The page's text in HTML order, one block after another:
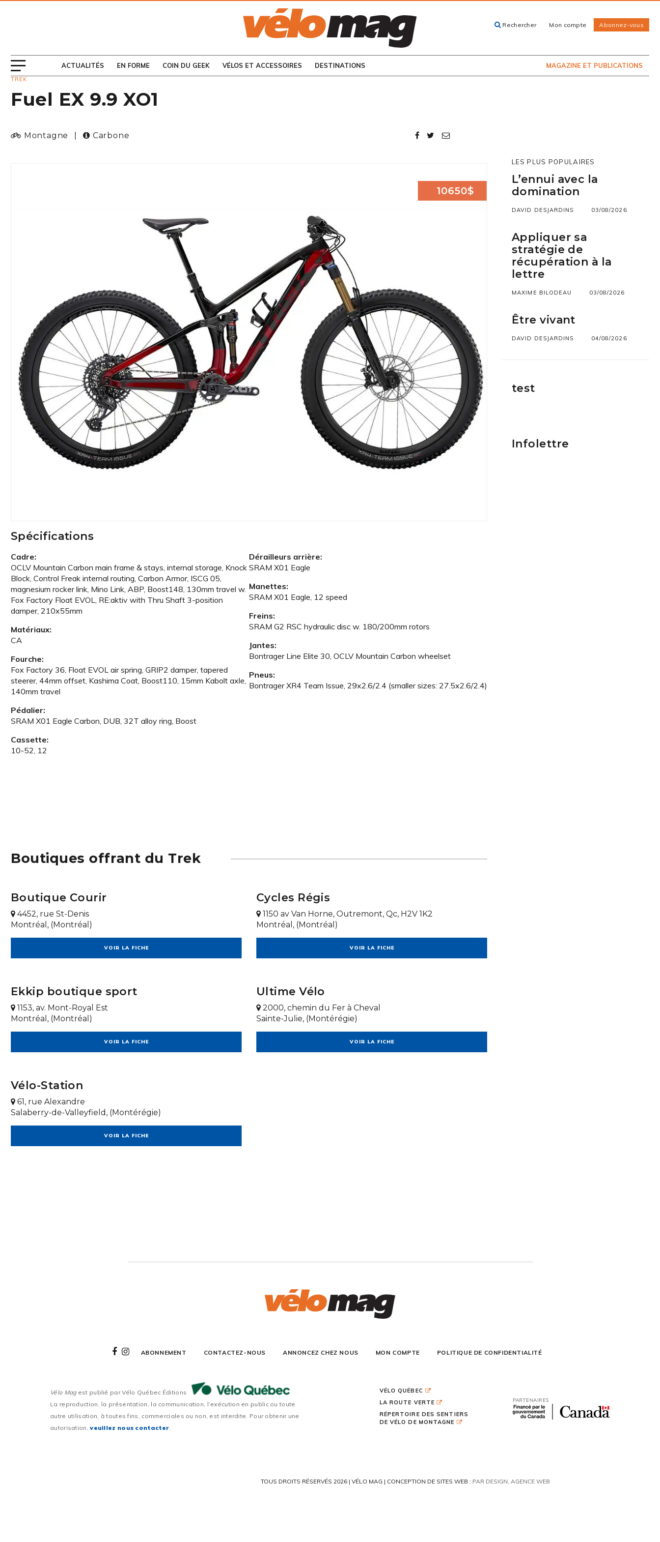
Rechercher Mon compte Abonnez-vous
ACTUALITÉS EN FORME COIN DU GEEK VÉLOS ET ACCESSOIRES DESTINATIONS MAGAZINE ET PUBLICATIONS
CONSULTEZ LES
EN KIOSQUE
TREK
Fuel EX 9.9 XO1
Montagne Carbone
10650$
Spécifications
Cadre:
OCLV Mountain Carbon main frame & stays, internal storage, Knock
Block, Control Freak internal routing, Carbon Armor, ISCG 05,
magnesium rocker link, Mino Link, ABP, Boost148, 130mm travel w.
Fox Factory Float EVOL, RE:aktiv with Thru Shaft 3-position
damper, 210x55mm
Matériaux:
CA
Fourche:
Fox Factory 36, Float EVOL air spring, GRIP2 damper, tapered
steerer, 44mm offset, Kashima Coat, Boost110, 15mm Kabolt axle,
140mm travel
Pédalier:
SRAM X01 Eagle Carbon, DUB, 32T alloy ring, Boost
Cassette:
10-52, 12
Dérailleurs arrière:
SRAM X01 Eagle
Manettes:
SRAM X01 Eagle, 12 speed
Freins:
SRAM G2 RSC hydraulic disc w. 180/200mm rotors
Jantes:
Bontrager Line Elite 30, OCLV Mountain Carbon wheelset
Pneus:
Bontrager XR4 Team Issue, 29x2.6/2.4 (smaller sizes: 27.5x2.6/2.4)
Boutiques offrant du Trek
Boutique Courir
4452, rue St-Denis
Montréal, (Montréal)
VOIR LA FICHE
Cycles Régis
1150 av Van Horne, Outremont, Qc, H2V 1K2
Montréal, (Montréal)
VOIR LA FICHE
Ekkip boutique sport
1153, av. Mont-Royal Est
Montréal, (Montréal)
VOIR LA FICHE
Ultime Vélo
2000, chemin du Fer à Cheval
Sainte-Julie, (Montérégie)
VOIR LA FICHE
Vélo-Station
61, rue Alexandre
Salaberry-de-Valleyfield, (Montérégie)
VOIR LA FICHE
LES PLUS POPULAIRES
L’ennui avec la
domination
DAVID DESJARDINS 03/08/2026
Appliquer sa
stratégie de
récupération à la
lettre
MAXIME BILODEAU 03/08/2026
Être vivant
DAVID DESJARDINS 04/08/2026
test
Infolettre
ABONNEMENT CONTACTEZ-NOUS ANNONCEZ CHEZ NOUS MON COMPTE POLITIQUE DE CONFIDENTIALITÉ
Vélo Magest publié par Vélo Québec Éditions
La reproduction, la présentation, la communication, l’exécution en public ou toute
autre utilisation, à toutes fins, commerciales ou non, est interdite. Pour obtenir une
autorisation,veuillez nous contacter.
VÉLO QUÉBEC
LA ROUTE VERTE
RÉPERTOIRE DES SENTIERS
DE VÉLO DE MONTAGNE
PARTENAIRES
TOUS DROITS RÉSERVÉS 2026 | VÉLO MAG | CONCEPTION DE SITES WEB : PAR DESIGN, AGENCE WEB